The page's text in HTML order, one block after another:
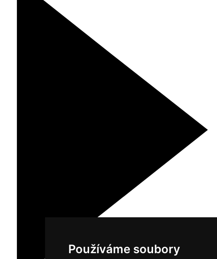
Používáme soubory